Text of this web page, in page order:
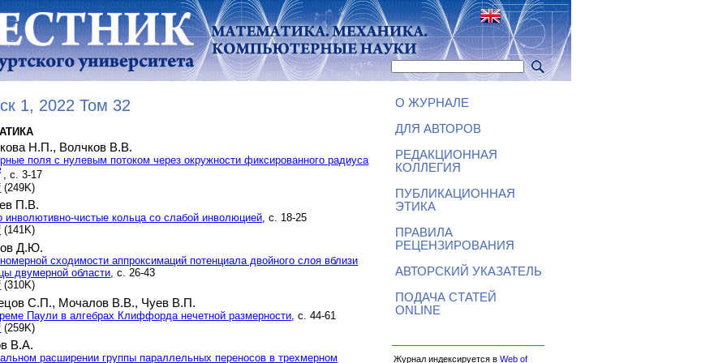
1, 2022 Том 32
Н.П., Волчков В.В.
поля с нулевым потоком через окружности фиксированного радиуса
, с. 3-17
(249K)
П.В.
инволютивно-чистые кольца со слабой инволюцией, с. 18-25
(141K)
Д.Ю.
сходимости аппроксимаций потенциала двойного слоя вблизи
двумерной области , с. 26-43
(310K)
С.П., Мочалов В.В., Чуев В.П.
Паули в алгебрах Клиффорда нечетной размерности , с. 44-61
(259K)
В.А.
расширении группы параллельных переносов в трехмерном
О ЖУРНАЛЕ
ДЛЯ АВТОРОВ
РЕДАКЦИОННАЯ
КОЛЛЕГИЯ
ПУБЛИКАЦИОННАЯ
ЭТИКА
ПРАВИЛА
РЕЦЕНЗИРОВАНИЯ
АВТОРСКИЙ УКАЗАТЕЛЬ
ПОДАЧА СТАТЕЙ
ONLINE
Журнал индексируется в Web of